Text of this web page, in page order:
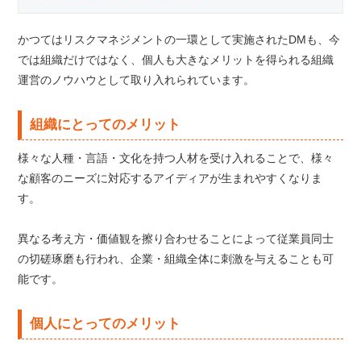
かつてはリスクマネジメントの一環として実施されたDMも、今
では組織だけではなく、個人も大きなメリットを得られる組織
運営のノウハウとして取り入れられています。
組織にとってのメリット
様々な人種・言語・文化を持つ人材を受け入れることで、様々
な顧客のニーズに対応するアイディアが生まれやすくなりま
す。
異なる考え方・価値観を擦り合わせることによって従業員同士
の切磋琢磨も行われ、企業・組織全体に刺激を与えることも可
能です。
個人にとってのメリット